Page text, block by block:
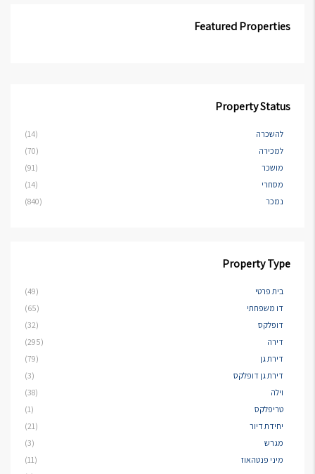
Featured Properties
Property Status
להשכרה
(14)
למכירה
(70)
מושכר
(91)
מסחרי
(14)
נמכר
(840)
Property Type
בית פרטי
(49)
דו משפחתי
(65)
דופלקס
(32)
דירה
(295)
דירת גן
(79)
דירת גן דופלקס
(3)
וילה
(38)
טריפלקס
(1)
יחידת דיור
(21)
מגרש
(3)
מיני פנטהאוז
(11)